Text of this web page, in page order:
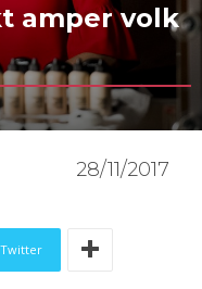
amper volk
28/11/2017
Twitter